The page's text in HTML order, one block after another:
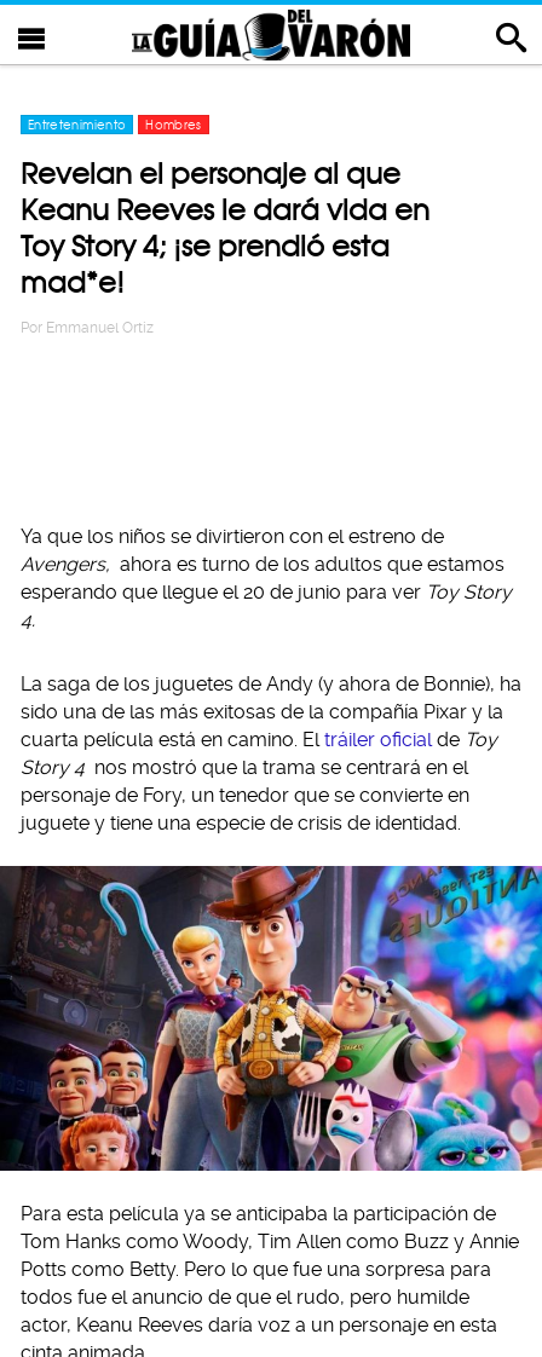
Entretenimiento Hombres
Revelan el personaje al que
Keanu Reeves le dará vida en
Toy Story 4; ¡se prendió esta
mad*e!
Por Emmanuel Ortiz
Ya que los niños se divirtieron con el estreno de
Avengers, ahora es turno de los adultos que estamos
esperando que llegue el 20 de junio para ver Toy Story
4.
La saga de los juguetes de Andy (y ahora de Bonnie), ha
sido una de las más exitosas de la compañía Pixar y la
cuarta película está en camino. Eltráiler oficialde Toy
Story 4 nos mostró que la trama se centrará en el
personaje de Fory, un tenedor que se convierte en
juguete y tiene una especie de crisis de identidad.
Para esta película ya se anticipaba la participación de
Tom Hanks como Woody, Tim Allen como Buzz y Annie
Potts como Betty. Pero lo que fue una sorpresa para
todos fue el anuncio de que el rudo, pero humilde
actor, Keanu Reeves daría voz a un personaje en esta